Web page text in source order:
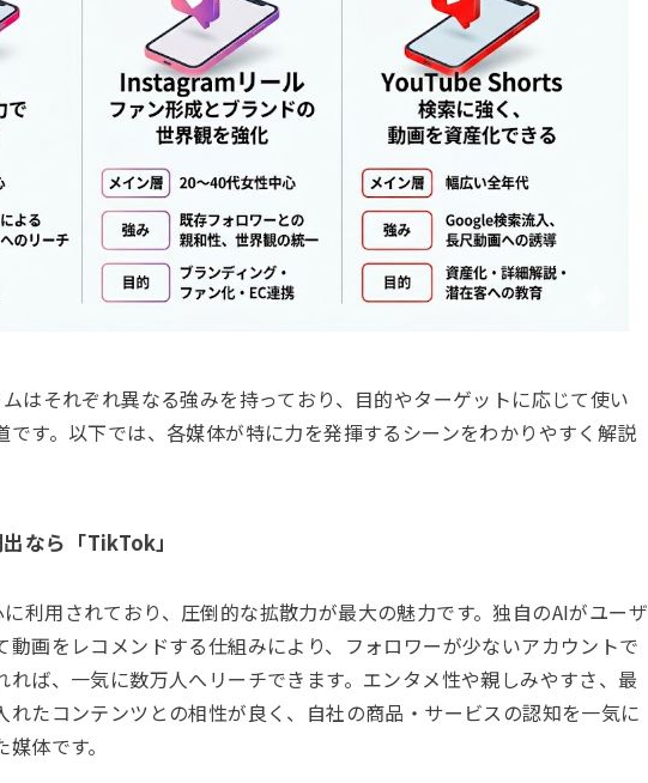
はそれぞれ異なる強みを持っており、目的やターゲットに応じて使い
です。以下では、各媒体が特に力を発揮するシーンをわかりやすく解説
なら「TikTok」
利用されており、圧倒的な拡散力が最大の魅力です。独自のAIがユーザ
動画をレコメンドする仕組みにより、フォロワーが少ないアカウントで
れば、一気に数万人へリーチできます。エンタメ性や親しみやすさ、最
れたコンテンツとの相性が良く、自社の商品・サービスの認知を一気に
体です。